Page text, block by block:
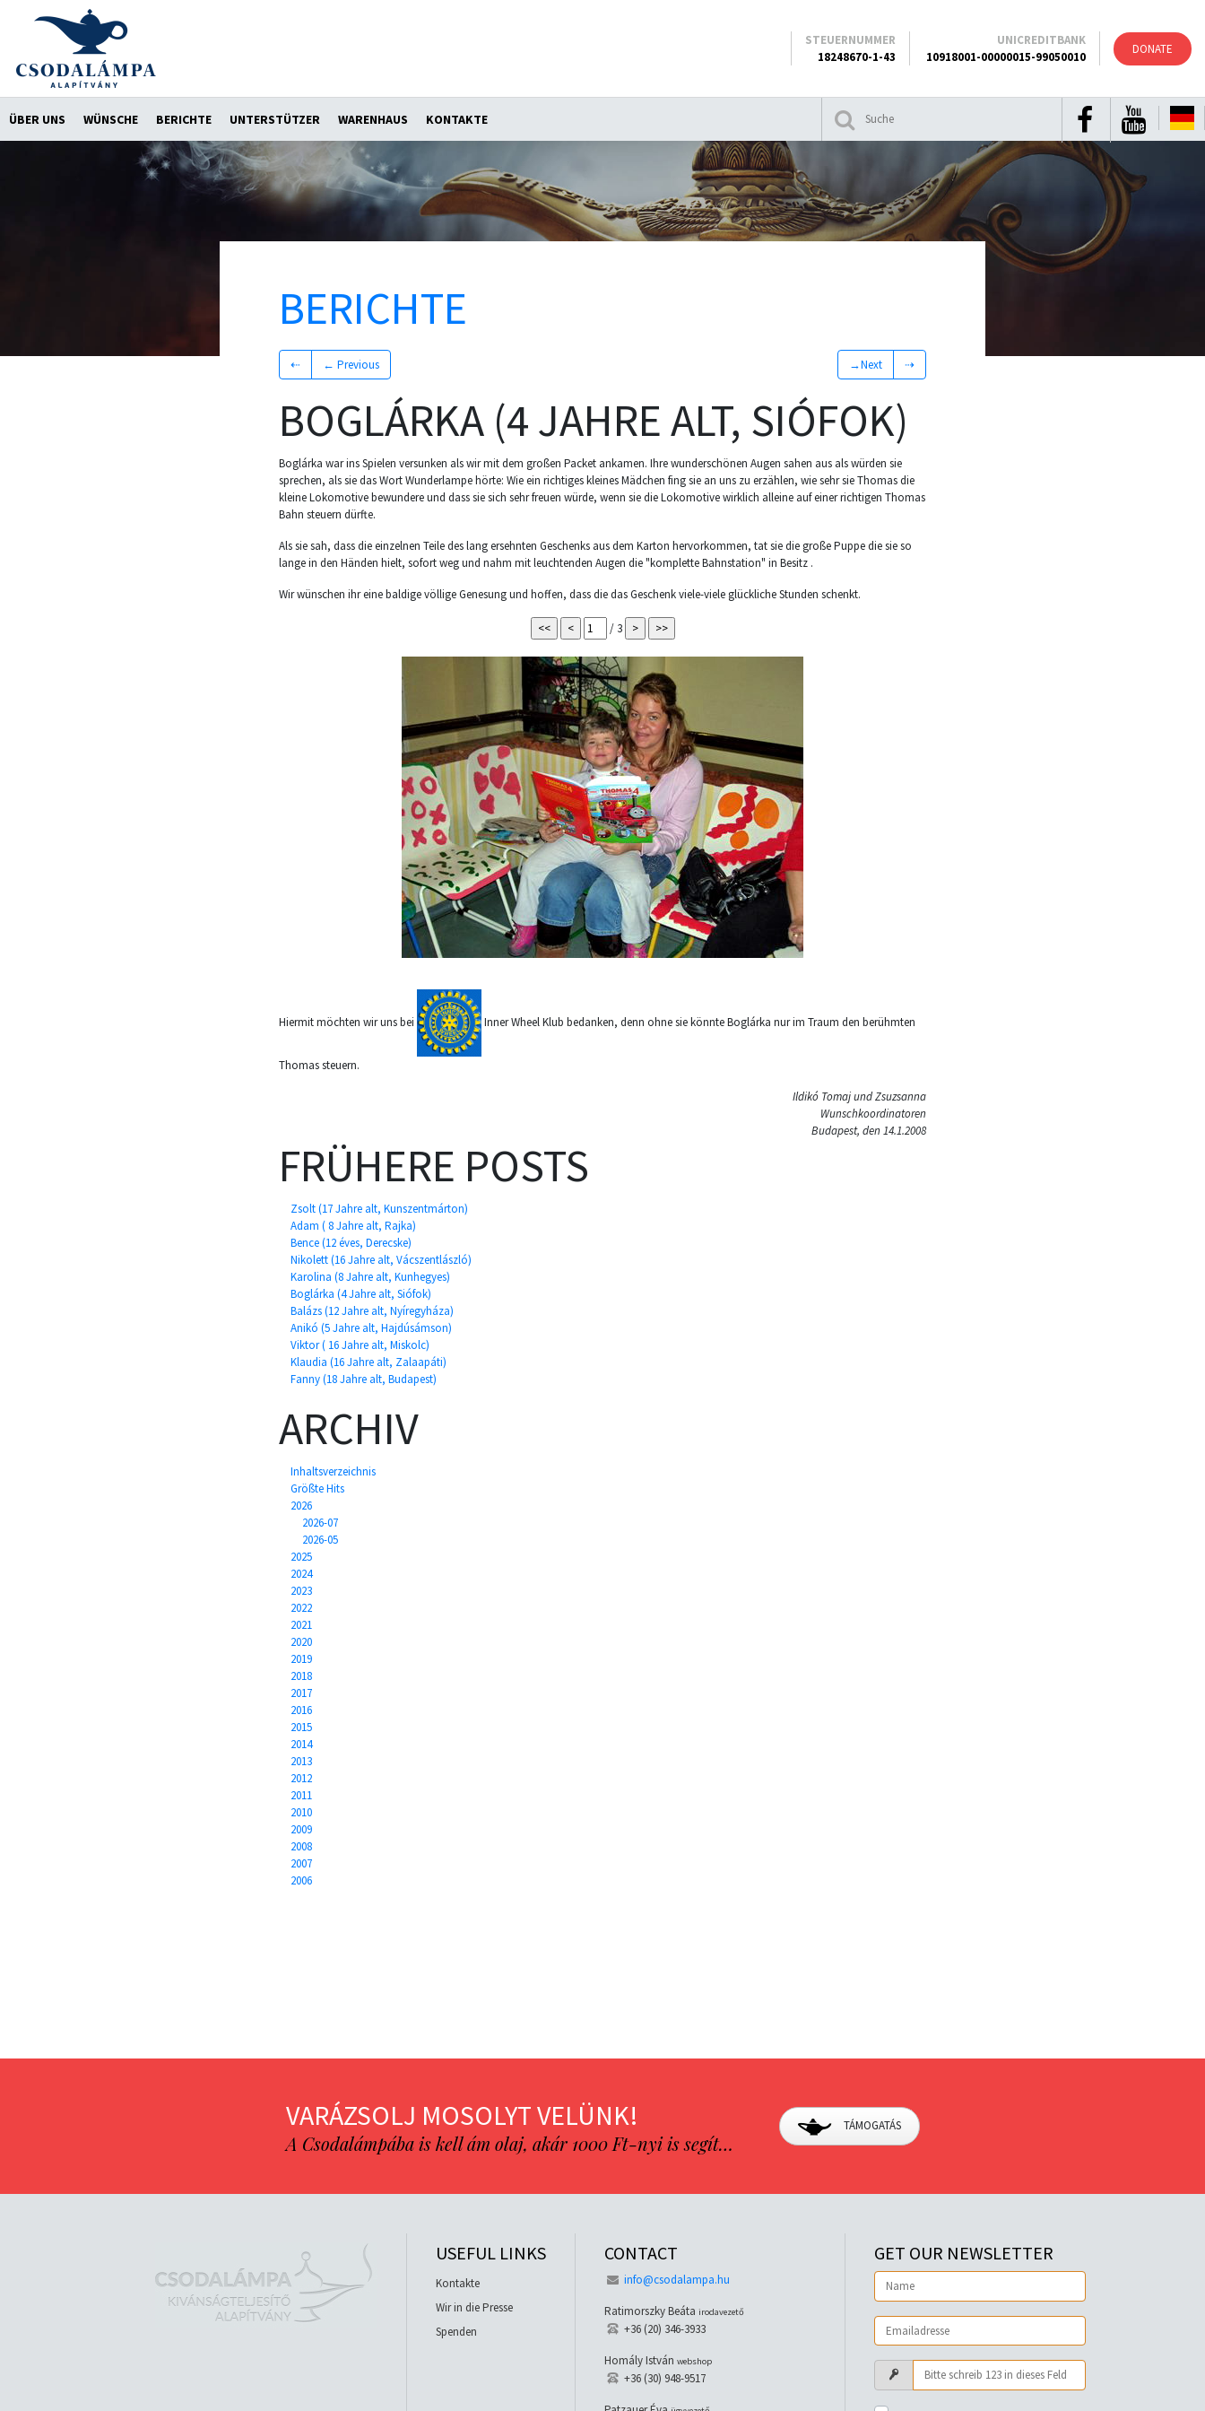
DONATE
ÜBER UNS WÜNSCHE BERICHTE UNTERSTÜTZER WARENHAUS KONTAKTE
STEUERNUMMER
18248670-1-43
UNICREDITBANK
10918001-00000015-99050010
BERICHTE
⇠ ← Previous →Next ⇢
BOGLÁRKA (4 JAHRE ALT, SIÓFOK)
Boglárka war ins Spielen versunken als wir mit dem großen Packet ankamen. Ihre wunderschönen Augen sahen aus als würden sie
sprechen, als sie das Wort Wunderlampe hörte: Wie ein richtiges kleines Mädchen fing sie an uns zu erzählen, wie sehr sie Thomas die
kleine Lokomotive bewundere und dass sie sich sehr freuen würde, wenn sie die Lokomotive wirklich alleine auf einer richtigen Thomas
Bahn steuern dürfte.
Als sie sah, dass die einzelnen Teile des lang ersehnten Geschenks aus dem Karton hervorkommen, tat sie die große Puppe die sie so
lange in den Händen hielt, sofort weg und nahm mit leuchtenden Augen die "komplette Bahnstation" in Besitz .
Wir wünschen ihr eine baldige völlige Genesung und hoffen, dass die das Geschenk viele-viele glückliche Stunden schenkt.
/ 3
Hiermit möchten wir uns bei Inner Wheel Klub bedanken, denn ohne sie könnte Boglárka nur im Traum den berühmten
Thomas steuern.
Ildikó Tomaj und Zsuzsanna
Wunschkoordinatoren
Budapest, den 14.1.2008
FRÜHERE POSTS
Zsolt (17 Jahre alt, Kunszentmárton)
Adam ( 8 Jahre alt, Rajka)
Bence (12 éves, Derecske)
Nikolett (16 Jahre alt, Vácszentlászló)
Karolina (8 Jahre alt, Kunhegyes)
Boglárka (4 Jahre alt, Siófok)
Balázs (12 Jahre alt, Nyíregyháza)
Anikó (5 Jahre alt, Hajdúsámson)
Viktor ( 16 Jahre alt, Miskolc)
Klaudia (16 Jahre alt, Zalaapáti)
Fanny (18 Jahre alt, Budapest)
ARCHIV
Inhaltsverzeichnis
Größte Hits
2026
2026-07
2026-05
2025
2024
2023
2022
2021
2020
2019
2018
2017
2016
2015
2014
2013
2012
2011
2010
2009
2008
2007
2006
VARÁZSOLJ MOSOLYT VELÜNK!
A Csodalámpába is kell ám olaj, akár 1000 Ft-nyi is segít…
TÁMOGATÁS
USEFUL LINKS
Kontakte
Wir in die Presse
Spenden
CONTACT
info@csodalampa.hu
Ratimorszky Beáta irodavezető
+36 (20) 346-3933
Homály Istvánwebshop
+36 (30) 948-9517
GET OUR NEWSLETTER